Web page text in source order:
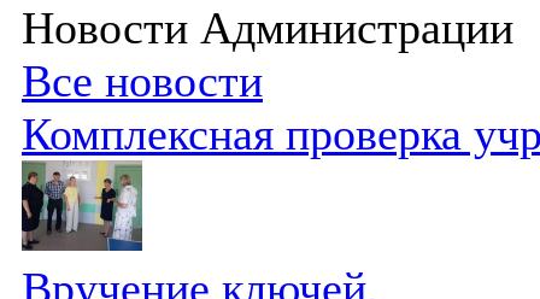
Новости Администрации
Все новости
Комплексная проверка
Вручение ключей.